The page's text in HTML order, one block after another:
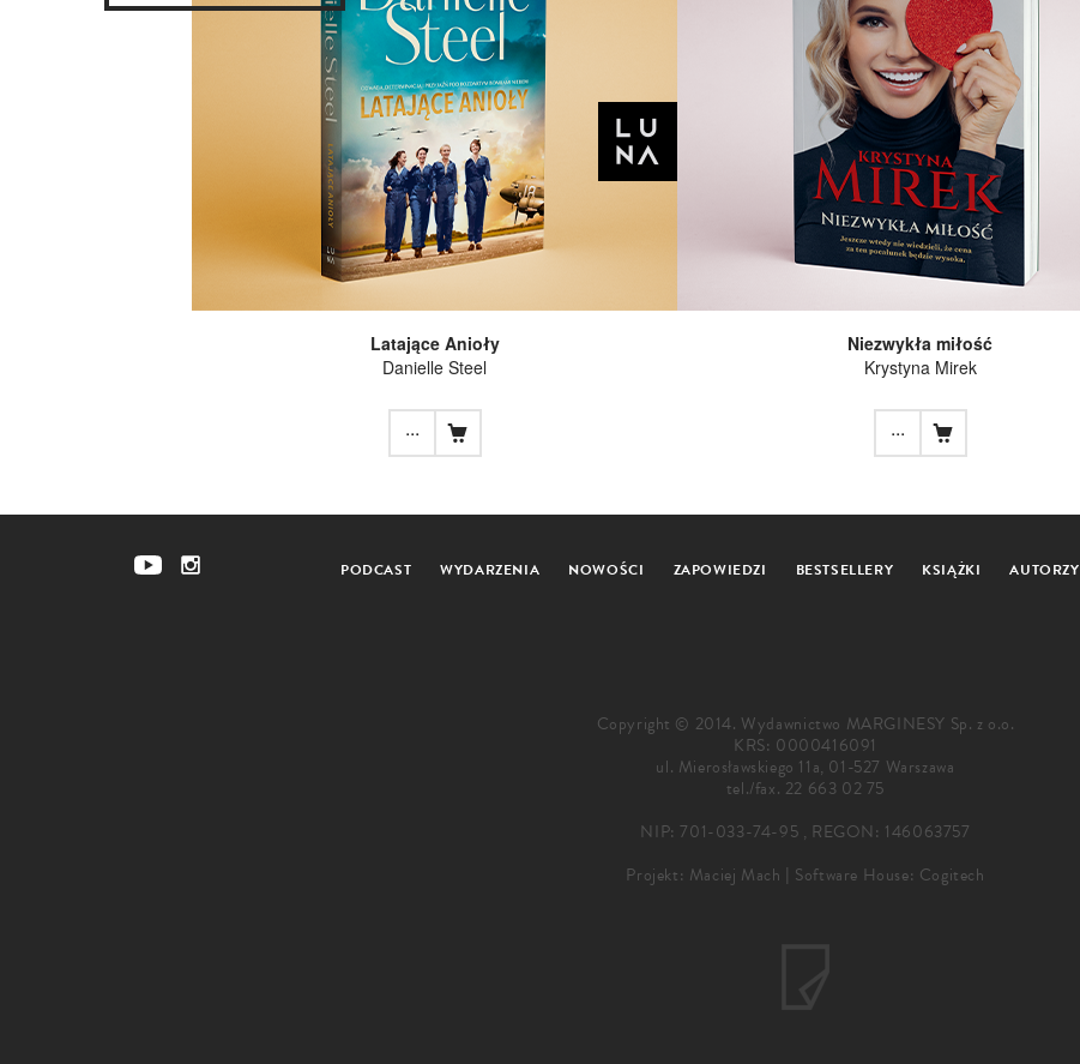
Latające Anioły
Danielle Steel
...
Niezwykła miłość
Krystyna Mirek
...
PODCAST WYDARZENIA NOWOŚCI ZAPOWIEDZI BESTSELLERY KSIĄŻKI AUTORZY
Copyright © 2014. Wydawnictwo MARGINESY Sp. z o.o.
KRS: 0000416091
ul. Mierosławskiego 11a, 01-527 Warszawa
tel./fax. 22 663 02 75
NIP: 701-033-74-95 , REGON: 146063757
Projekt: Maciej Mach | Software House: Cogitech